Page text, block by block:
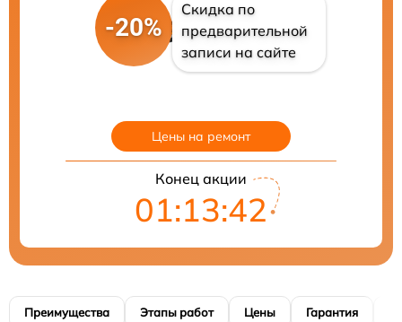
-20%
Скидка по
предварительной
записи на сайте
Цены на ремонт
Конец акции
01:13:41
Преимущества Этапы работ Цены Гарантия